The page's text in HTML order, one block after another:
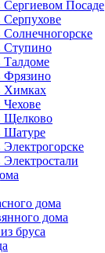
Посаде
Серпухове
Ступино
Талдоме
Фрязино
Химках
Щелково
Шатуре
дома
дома
бруса